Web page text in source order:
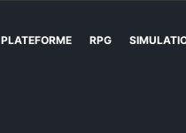
PLATEFORME RPG